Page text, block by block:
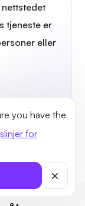
you have the
for
tjeneste er
eller